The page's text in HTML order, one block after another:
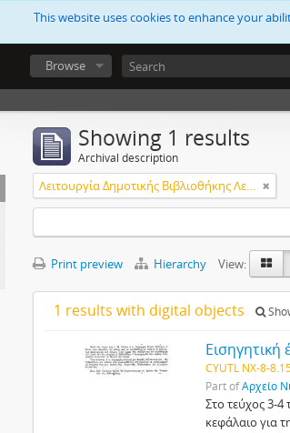
This website uses cookies to enhance your
Browse
Showing 1 results
Archival description
Λειτουργία Δημοτικής Βιβλιοθήκης Λεμεσού
Print preview Hierarchy View:
1 results with digital objects
CYUTL NX-8-
Part ofΑρχείο
Στο τεύχος 3-
κεφάλαιο για